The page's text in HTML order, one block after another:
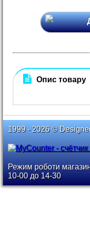
Опис товару
1999 - 2026 ©
Режим роботи
10-00 до 14-30